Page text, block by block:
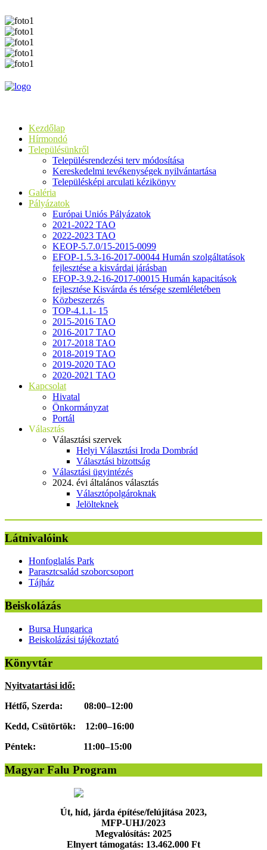
Kezdőlap
Hírmondó
Településünkről
Településrendezési terv módosítása
Kereskedelmi tevékenységek nyilvántartása
Településképi arculati kézikönyv
Galéria
Pályázatok
Európai Uniós Pályázatok
2021-2022 TAO
2022-2023 TAO
KEOP-5.7.0/15-2015-0099
EFOP-1.5.3-16-2017-00044 Humán szolgáltatások
fejlesztése a kisvárdai járásban
EFOP-3.9.2-16-2017-00015 Humán kapacitások
fejlesztése Kisvárda és térsége szemléletében
Közbeszerzés
TOP-4.1.1- 15
2015-2016 TAO
2016-2017 TAO
2017-2018 TAO
2018-2019 TAO
2019-2020 TAO
2020-2021 TAO
Kapcsolat
Hivatal
Önkormányzat
Portál
Választás
Választási szervek
Helyi Választási Iroda Dombrád
Választási bizottság
Választási ügyintézés
2024. évi általános választás
Választópolgároknak
Jelölteknek
Látnivalóink
Honfoglalás Park
Parasztcsalád szoborcsoport
Tájház
Beiskolázás
Bursa Hungarica
Beiskolázási tájékoztató
Könyvtár
Nyitvatartási idő:
Hétfő, Szerda: 08:00–12:00
Kedd, Csütörtök: 12:00–16:00
Péntek: 11:00–15:00
Magyar Falu Program
Út, híd, járda építése/felújítása 2023,
MFP-UHJ/2023
Megvalósítás: 2025
Elnyert támogatás: 13.462.000 Ft